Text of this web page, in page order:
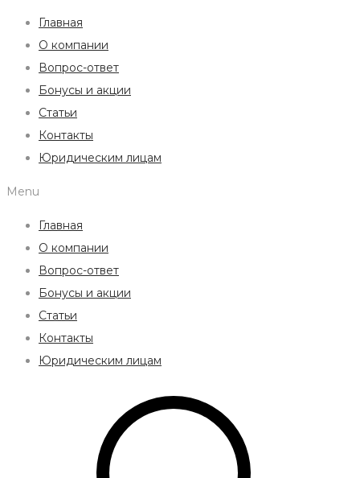
Главная
О компании
Вопрос-ответ
Бонусы и акции
Статьи
Контакты
Юридическим лицам
Menu
Главная
О компании
Вопрос-ответ
Бонусы и акции
Статьи
Контакты
Юридическим лицам